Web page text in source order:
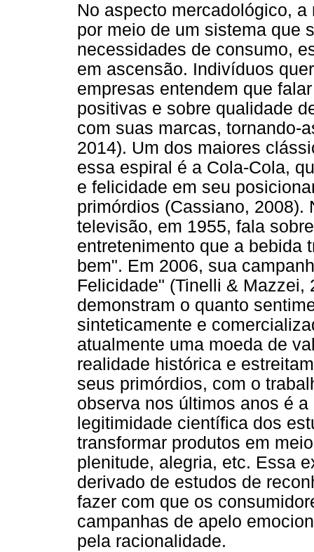
No aspecto mercadológico,
por meio de um sistema que
necessidades de consumo,
em ascensão. Indivíduos
empresas entendem que
positivas e sobre qualidade
com suas marcas, tornando-
2014). Um dos maiores
essa espiral é a Cola-Cola,
e felicidade em seu
primórdios (Cassiano, 2008).
televisão, em 1955, fala
entretenimento que a bebida
bem". Em 2006, sua
Felicidade" (Tinelli &
demonstram o quanto
sinteticamente e
atualmente uma moeda de
realidade histórica e
seus primórdios, com o
observa nos últimos anos é
legitimidade científica dos
transformar produtos em
plenitude, alegria, etc. Essa
derivado de estudos de
fazer com que os
campanhas de apelo
pela racionalidade.